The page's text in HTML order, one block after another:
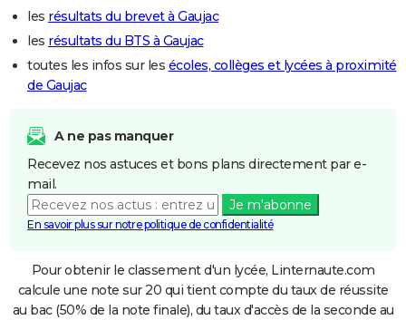
les résultats du brevet à Gaujac
les résultats du BTS à Gaujac
toutes les infos sur les écoles, collèges et lycées à proximité
de Gaujac
A ne pas manquer
Recevez nos astuces et bons plans directement par e-
mail.
Je m'abonne
En savoir plus sur notre politique de confidentialité
Pour obtenir le classement d'un lycée, Linternaute.com
calcule une note sur 20 qui tient compte du taux de réussite
au bac (50% de la note finale), du taux d'accès de la seconde au